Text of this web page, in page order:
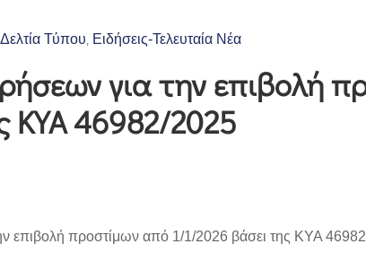
Δελτία Τύπου Ειδήσεις-Τελευταία Νέα
για την επιβολή
ΚΥΑ 46982/2025
επιβολή προστίμων από 1/1/2026 βάσει της ΚΥΑ